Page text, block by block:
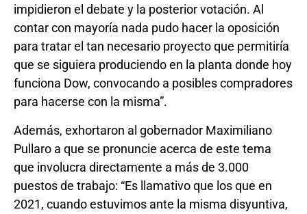
impidieron el debate y la posterior votación. Al
contar con mayoría nada pudo hacer la oposición
para tratar el tan necesario proyecto que permitiría
que se siguiera produciendo en la planta donde hoy
funciona Dow, convocando a posibles compradores
para hacerse con la misma”.
Además, exhortaron al gobernador Maximiliano
Pullaro a que se pronuncie acerca de este tema
que involucra directamente a más de 3.000
puestos de trabajo: “Es llamativo que los que en
2021, cuando estuvimos ante la misma disyuntiva,